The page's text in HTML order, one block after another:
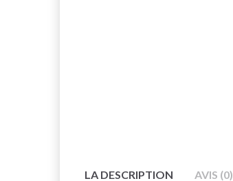
LA DESCRIPTION AVIS (0)